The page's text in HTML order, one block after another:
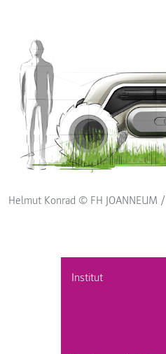
Institut
Helmut Konrad © FH JOANNEUM